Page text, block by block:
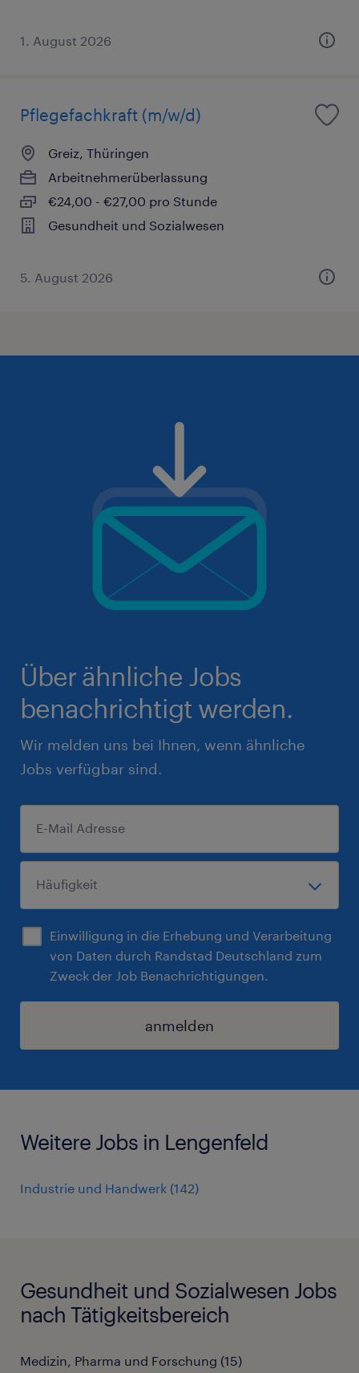
1. August 2026
Pflegefachkraft (m/w/d)
Greiz, Thüringen
Arbeitnehmerüberlassung
€24,00 - €27,00 pro Stunde
Gesundheit und Sozialwesen
5. August 2026
Über ähnliche Jobs
benachrichtigt werden.
Wir melden uns bei Ihnen, wenn ähnliche
Jobs verfügbar sind.
Einwilligung in die Erhebung und Verarbeitung
von Daten durch Randstad Deutschland zum
Zweck der Job Benachrichtigungen.
anmelden
Weitere Jobs in Lengenfeld
Industrie und Handwerk (142)
Gesundheit und Sozialwesen Jobs
nach Tätigkeitsbereich
Medizin, Pharma und Forschung (15)